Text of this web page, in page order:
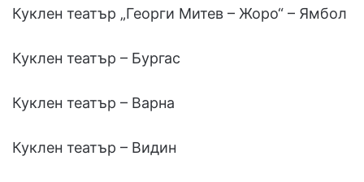
Куклен театър „Георги Митев – Жоро“ – Ямбол
Куклен театър – Бургас
Куклен театър – Варна
Куклен театър – Видин